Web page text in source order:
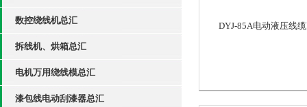
数控绕线机总汇
拆线机、烘箱总汇
电机万用绕线模总汇
漆包线电动刮漆器总汇
DYJ-85A电动液压线